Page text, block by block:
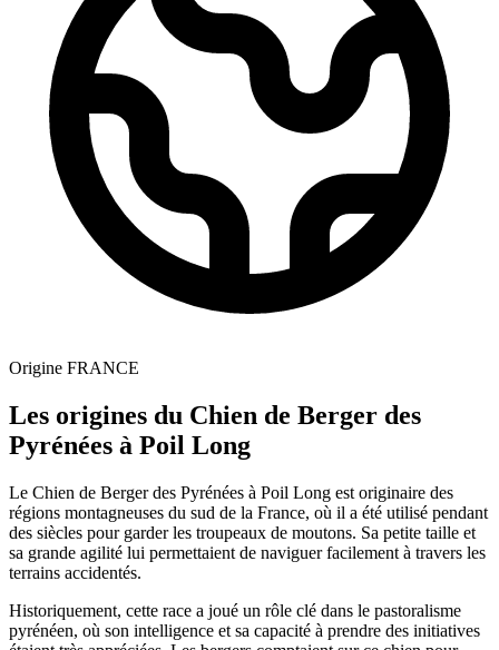
Origine FRANCE
Les origines du Chien de Berger des
Pyrénées à Poil Long
Le Chien de Berger des Pyrénées à Poil Long est originaire des
régions montagneuses du sud de la France, où il a été utilisé pendant
des siècles pour garder les troupeaux de moutons. Sa petite taille et
sa grande agilité lui permettaient de naviguer facilement à travers les
terrains accidentés.
Historiquement, cette race a joué un rôle clé dans le pastoralisme
pyrénéen, où son intelligence et sa capacité à prendre des initiatives